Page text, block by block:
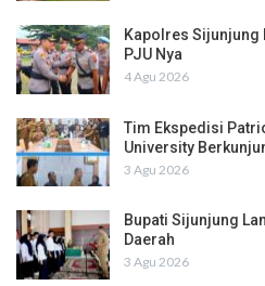
Kapolres Sijunjung
PJU Nya
4 Agu 2026
Tim Ekspedisi
University
3 Agu 2026
Bupati Sijunjung
Daerah
3 Agu 2026